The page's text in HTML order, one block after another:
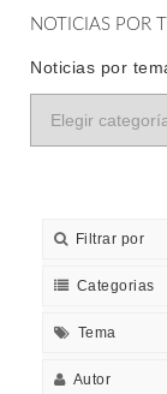
NOTICIAS POR
Noticias por
Filtrar por
Categorias
Tema
Autor